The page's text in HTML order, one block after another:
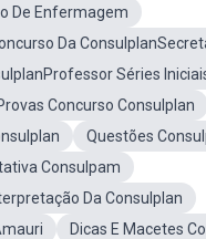
De Enfermagem
Da
Séries
Concurso Consulplan
Questões
Consulpam
Da Consulplan
Dicas E Macetes